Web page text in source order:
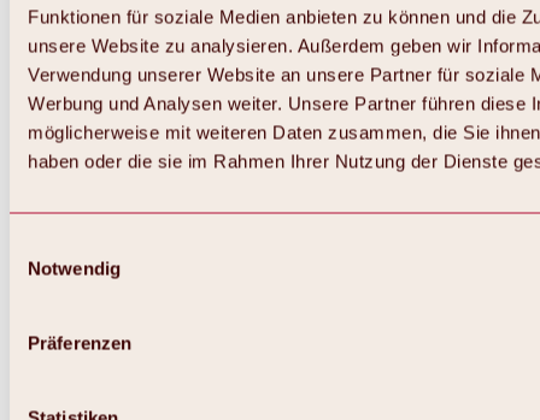
Funktionen für soziale Medien anbieten zu können und die
unsere Website zu analysieren. Außerdem geben wir
Verwendung unserer Website an unsere Partner für soziale
Werbung und Analysen weiter. Unsere Partner führen diese
möglicherweise mit weiteren Daten zusammen, die Sie
haben oder die sie im Rahmen Ihrer Nutzung der Dienste
Notwendig
Präferenzen